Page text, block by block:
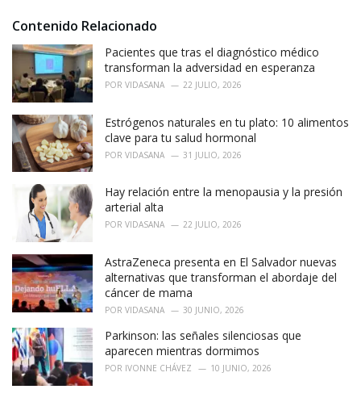
i
s
Contenido Relacionado
Pacientes que tras el diagnóstico médico
transforman la adversidad en esperanza
POR VIDASANA 22 JULIO, 2026
Estrógenos naturales en tu plato: 10 alimentos
clave para tu salud hormonal
POR VIDASANA 31 JULIO, 2026
Hay relación entre la menopausia y la presión
arterial alta
POR VIDASANA 22 JULIO, 2026
AstraZeneca presenta en El Salvador nuevas
alternativas que transforman el abordaje del
cáncer de mama
POR VIDASANA 30 JUNIO, 2026
Parkinson: las señales silenciosas que
aparecen mientras dormimos
POR IVONNE CHÁVEZ 10 JUNIO, 2026